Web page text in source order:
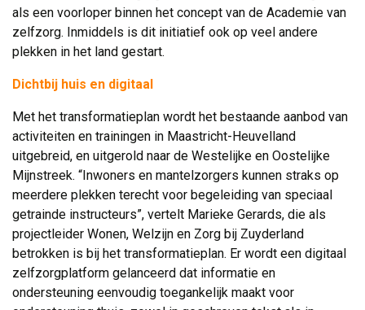
als een voorloper binnen het concept van de Academie van
zelfzorg. Inmiddels is dit initiatief ook op veel andere
plekken in het land gestart.
Dichtbij huis en digitaal
Met het transformatieplan wordt het bestaande aanbod van
activiteiten en trainingen in Maastricht-Heuvelland
uitgebreid, en uitgerold naar de Westelijke en Oostelijke
Mijnstreek. “Inwoners en mantelzorgers kunnen straks op
meerdere plekken terecht voor begeleiding van speciaal
getrainde instructeurs”, vertelt Marieke Gerards, die als
projectleider Wonen, Welzijn en Zorg bij Zuyderland
betrokken is bij het transformatieplan. Er wordt een digitaal
zelfzorgplatform gelanceerd dat informatie en
ondersteuning eenvoudig toegankelijk maakt voor